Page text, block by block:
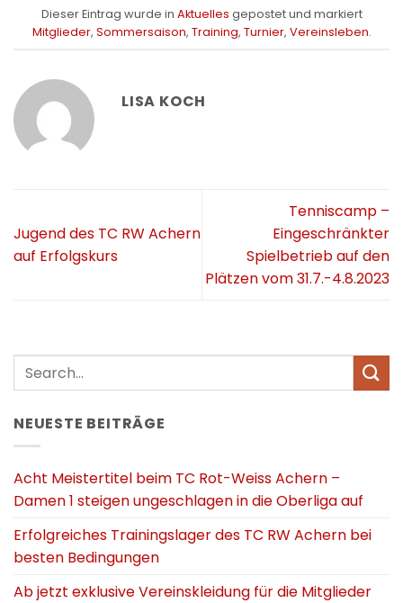
Dieser Eintrag wurde in Aktuelles gepostet und markiert
Mitglieder, Sommersaison, Training, Turnier, Vereinsleben.
LISA KOCH
Jugend des TC RW Achern
auf Erfolgskurs
Tenniscamp –
Eingeschränkter
Spielbetrieb auf den
Plätzen vom 31.7.-4.8.2023
NEUESTE BEITRÄGE
Acht Meistertitel beim TC Rot-Weiss Achern –
Damen 1 steigen ungeschlagen in die Oberliga auf
Erfolgreiches Trainingslager des TC RW Achern bei
besten Bedingungen
Ab jetzt exklusive Vereinskleidung für die Mitglieder